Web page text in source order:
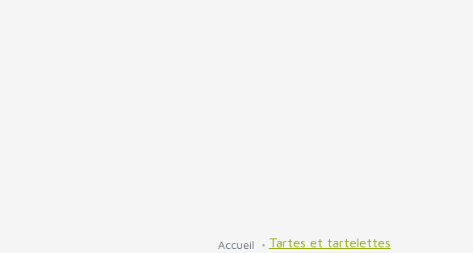
Accueil Tartes et tartelettes